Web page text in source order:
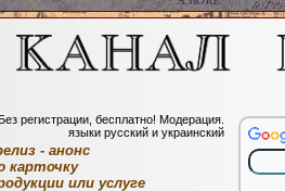
Без регистрации, бесплатно! Модерация.
языки русский и украинский
- анонс
карточку
или услуге